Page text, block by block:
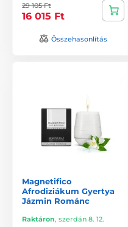
29 105 Ft
16 015 Ft
Összehasonlítás
Magnetifico
Afrodiziákum Gyertya
Jázmin Románc
Raktáron, szerdán 8. 12.